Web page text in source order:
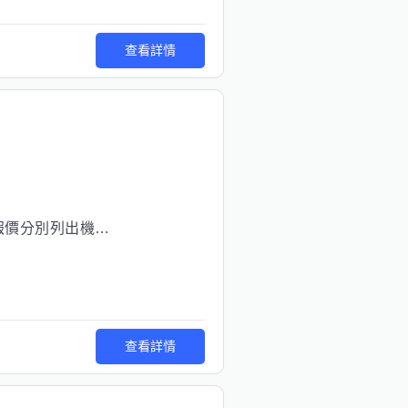
查看詳情
口、配線等費用
查看詳情